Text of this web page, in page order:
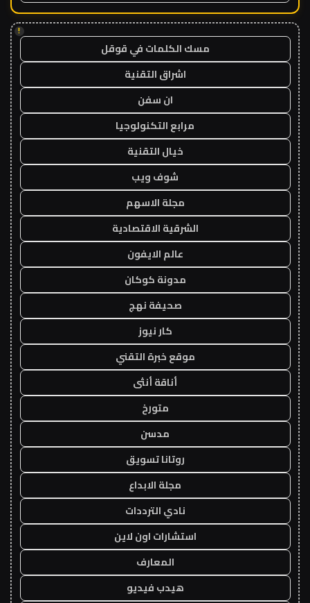
!
مسك الكلمات في قوقل
اشراق التقنية
ان سفن
مرابع التكنولوجيا
خيال التقنية
شوف ويب
مجلة الاسهم
الشرقية الاقتصادية
عالم الايفون
مدونة كوكان
صحيفة نهج
كار نيوز
موقع خبرة التقني
أناقة أنثى
متورخ
مدسن
روتانا تسويق
مجلة الابداع
نادي الترددات
استشارات اون لاين
المعارف
هيدب فيديو